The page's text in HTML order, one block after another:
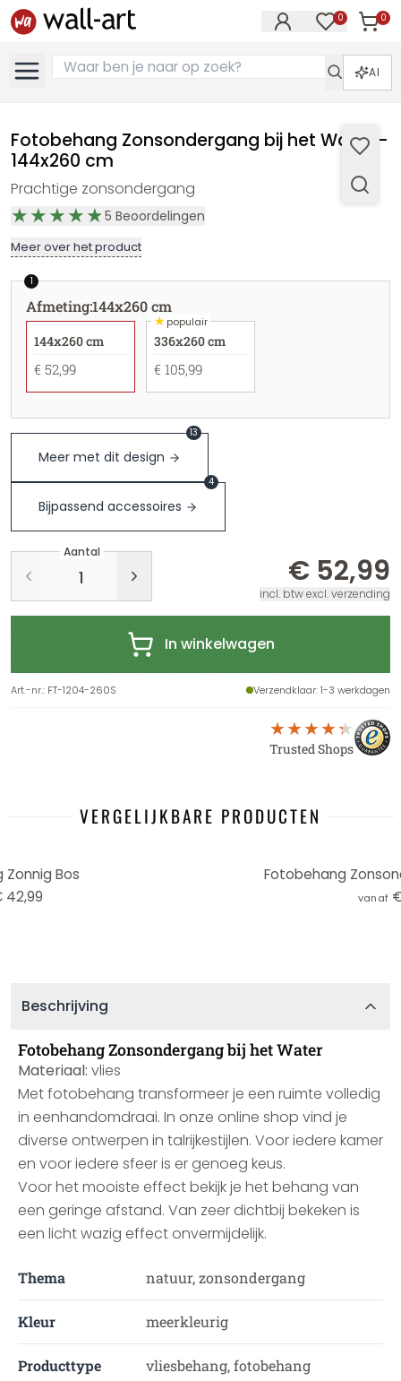
0 0
AI
Fotobehang Zonsondergang bij het Water -
144x260 cm
Prachtige zonsondergang
5 Beoordelingen
Meer over het product
1
Afmeting:144x260 cm
144x260 cm
€ 52,99
★populair
336x260 cm
€ 105,99
Meer met dit design
13
Bijpassend accessoires
4
Aantal
€ 52,99
incl. btw excl. verzending
In winkelwagen
Art.-nr.: FT-1204-260S Verzendklaar: 1-3 werkdagen
Trusted Shops
VERGELIJKBARE PRODUCTEN
Bos
42,99
Fotobehang
vanaf
Beschrijving
Fotobehang Zonsondergang bij het Water
Materiaal: vlies
Met fotobehang transformeer je een ruimte volledig
in eenhandomdraai. In onze online shop vind je
diverse ontwerpen in talrijkestijlen. Voor iedere kamer
en voor iedere sfeer is er genoeg keus.
Voor het mooiste effect bekijk je het behang van
een geringe afstand. Van zeer dichtbij bekeken is
een licht wazig effect onvermijdelijk.
Thema natuur, zonsondergang
Kleur meerkleurig
Producttype vliesbehang, fotobehang